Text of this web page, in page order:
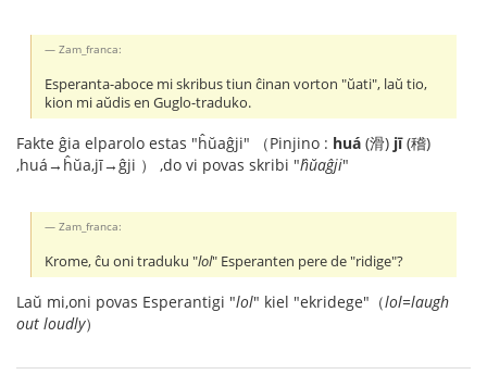
Zam_franca:
Esperanta-aboce mi skribus tiun ĉinan vorton "ŭati", laŭ tio,
kion mi aŭdis en Guglo-traduko.
Fakte ĝia elparolo estas "ĥŭaĝji" （Pinjino : huá (滑) jī(稽)
,huá→ĥŭa,jī→ĝji ） ,do vi povas skribi "ĥŭaĝji"
Zam_franca:
Krome, ĉu oni traduku "lol" Esperanten pere de "ridige"?
Laŭ mi,oni povas Esperantigi "lol" kiel "ekridege"（lol=laugh
out loudly）